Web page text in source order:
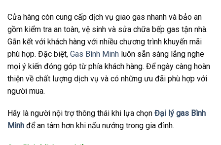
Cửa hàng còn cung cấp dịch vụ giao gas nhanh và bảo an
gồm kiểm tra an toàn, vệ sinh và sửa chữa bếp gas tận nhà.
Gắn kết với khách hàng với nhiều chương trình khuyến mãi
phù hợp. Đặc biệt, Gas Bình Minh luôn sẵn sàng lắng nghe
mọi ý kiến đóng góp từ phía khách hàng. Để ngày càng hoàn
thiện về chất lượng dịch vụ và có những ưu đãi phù hợp với
người mua.
Hãy là người nội trợ thông thái khi lựa chọn Đại lý gas Bình
Minh để an tâm hơn khi nấu nướng trong gia đình.